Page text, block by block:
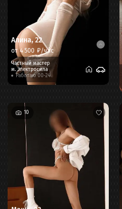
Алина, 22
от 4 500 ₽/час
Частный мастер
м. Электросила
Работаю 00-24
10